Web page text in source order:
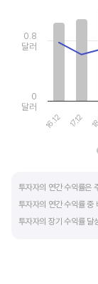
The chart has 2
16.12 17.12
0
달러
0.8
달러
투자자의 연간 수익률은
투자자의 연간 수익률
투자자의 장기 수익률 달